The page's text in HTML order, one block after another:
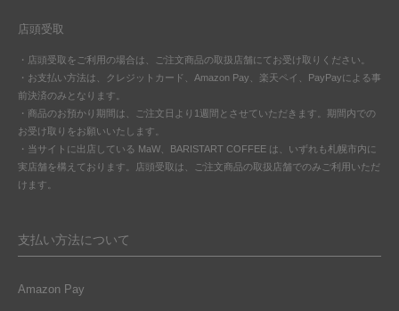
店頭受取
・店頭受取をご利用の場合は、ご注文商品の取扱店舗にてお受け取りください。
・お支払い方法は、クレジットカード、Amazon Pay、楽天ペイ、PayPayによる事
前決済のみとなります。
・商品のお預かり期間は、ご注文日より1週間とさせていただきます。期間内での
お受け取りをお願いいたします。
・当サイトに出店している MaW、BARISTART COFFEE は、いずれも札幌市内に
実店舗を構えております。店頭受取は、ご注文商品の取扱店舗でのみご利用いただ
けます。
支払い方法について
Amazon Pay